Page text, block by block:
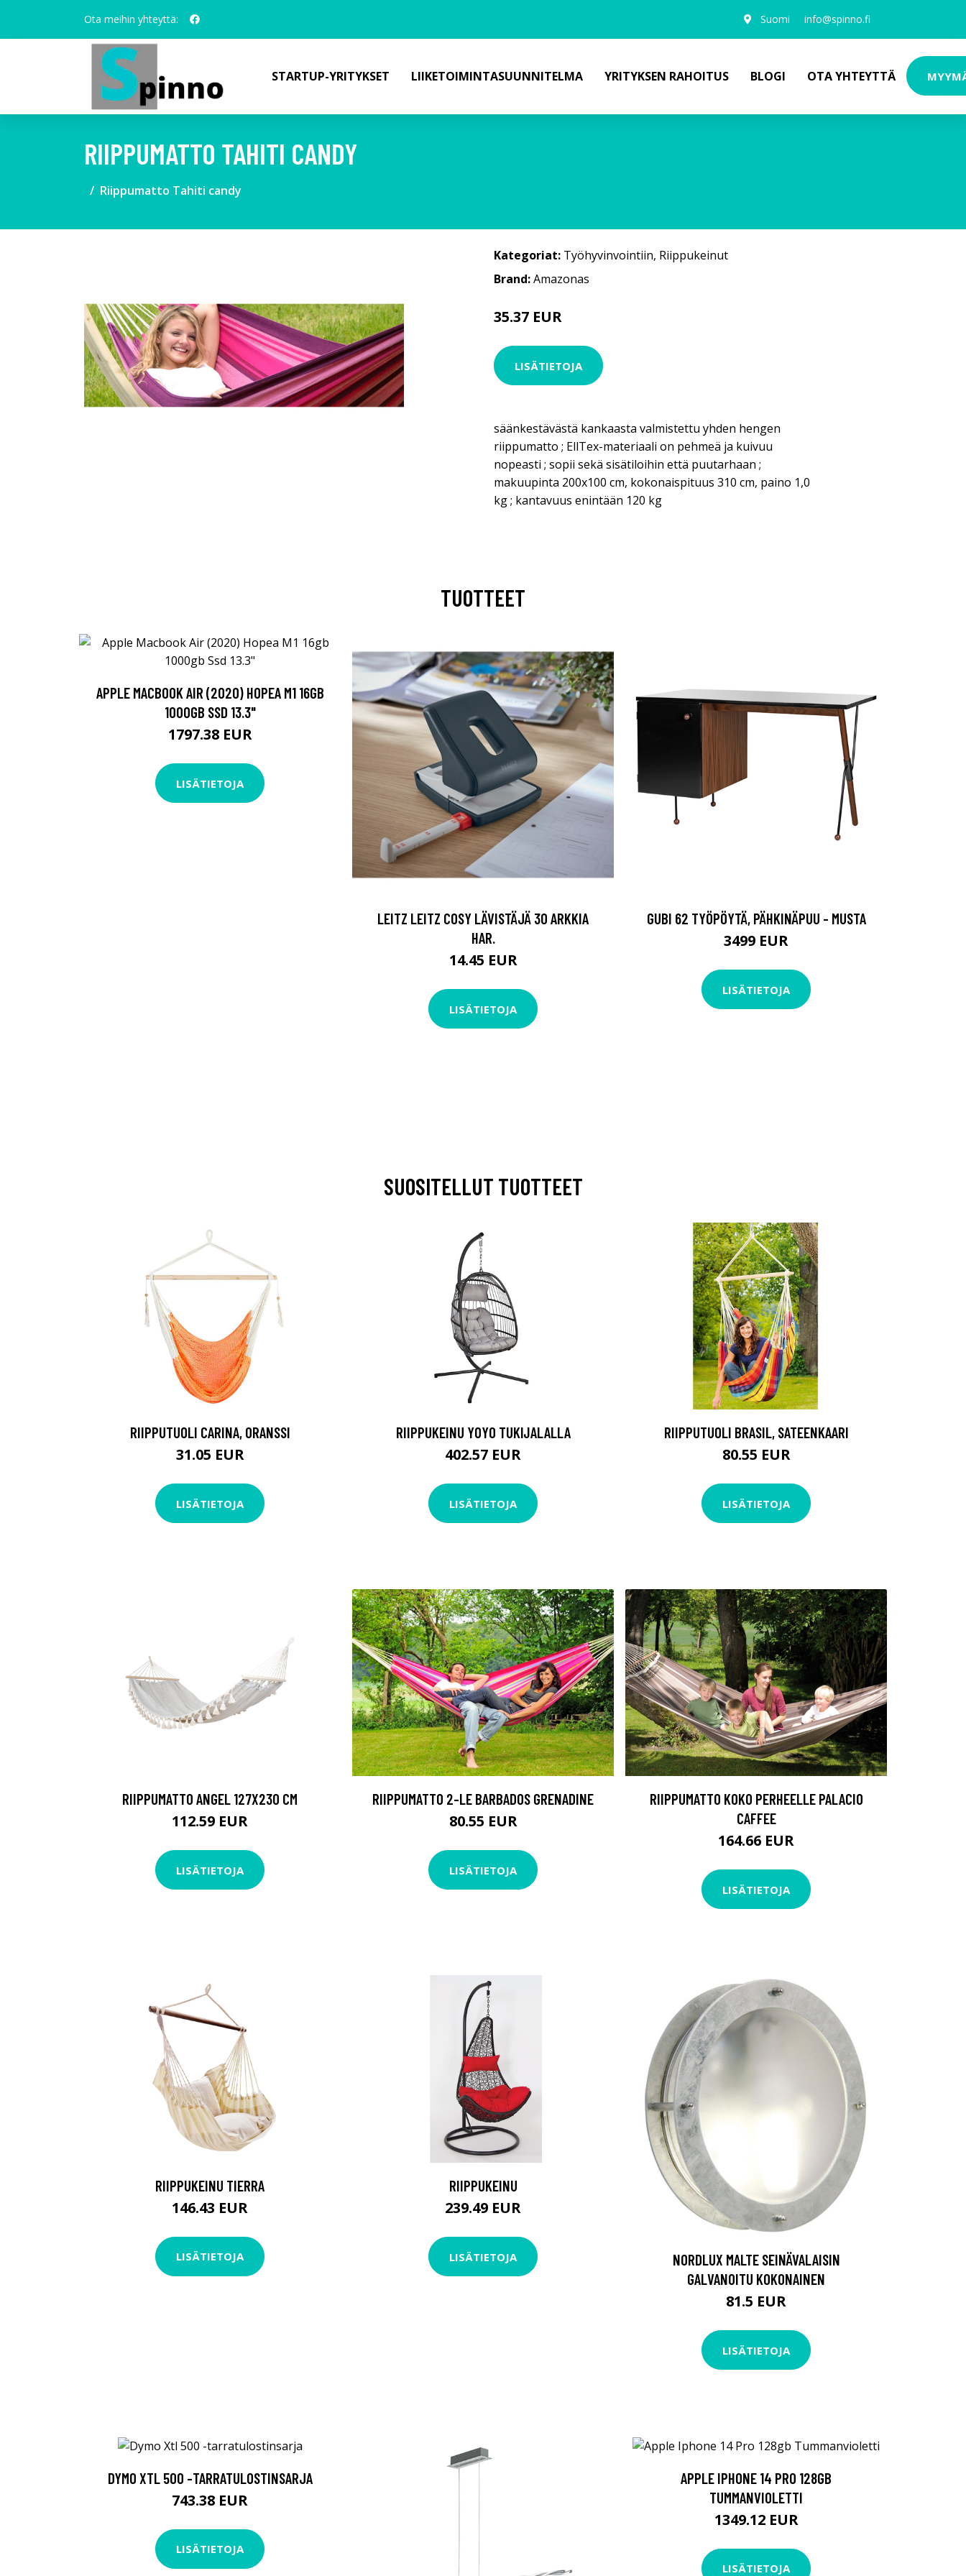
Ota meihin yhteyttä: Suomi info@spinno.fi
STARTUP-YRITYKSET LIIKETOIMINTASUUNNITELMA YRITYKSEN RAHOITUS BLOGI OTA YHTEYTTÄ
RIIPPUMATTO TAHITI CANDY
Riippumatto Tahiti candy
Kategoriat: Työhyvinvointiin, Riippukeinut
Brand:Amazonas
35.37 EUR
LISÄTIETOJA
säänkestävästä kankaasta valmistettu yhden hengen
riippumatto ; EllTex-materiaali on pehmeä ja kuivuu
nopeasti ; sopii sekä sisätiloihin että puutarhaan ;
makuupinta 200x100 cm, kokonaispituus 310 cm, paino 1,0
kg ; kantavuus enintään 120 kg
TUOTTEET
APPLE MACBOOK AIR (2020) HOPEA M1 16GB
1000GB SSD 13.3"
1797.38 EUR
LISÄTIETOJA
LEITZ LEITZ COSY LÄVISTÄJÄ 30 ARKKIA
HAR.
14.45 EUR
LISÄTIETOJA
GUBI 62 TYÖPÖYTÄ, PÄHKINÄPUU - MUSTA
3499 EUR
LISÄTIETOJA
SUOSITELLUT TUOTTEET
RIIPPUTUOLI CARINA, ORANSSI
31.05 EUR
LISÄTIETOJA
RIIPPUKEINU YOYO TUKIJALALLA
402.57 EUR
LISÄTIETOJA
RIIPPUTUOLI BRASIL, SATEENKAARI
80.55 EUR
LISÄTIETOJA
RIIPPUMATTO ANGEL 127X230 CM
112.59 EUR
LISÄTIETOJA
RIIPPUMATTO 2-LE BARBADOS GRENADINE
80.55 EUR
LISÄTIETOJA
RIIPPUMATTO KOKO PERHEELLE PALACIO
CAFFEE
164.66 EUR
LISÄTIETOJA
RIIPPUKEINU TIERRA
146.43 EUR
LISÄTIETOJA
RIIPPUKEINU
239.49 EUR
LISÄTIETOJA
NORDLUX MALTE SEINÄVALAISIN
GALVANOITU KOKONAINEN
81.5 EUR
LISÄTIETOJA
DYMO XTL 500 -TARRATULOSTINSARJA
743.38 EUR
LISÄTIETOJA
APPLE IPHONE 14 PRO 128GB
TUMMANVIOLETTI
1349.12 EUR
LISÄTIETOJA